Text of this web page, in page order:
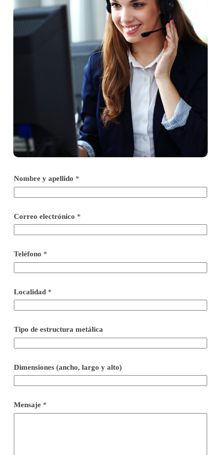
Nombre y apellido *
Correo electrónico *
Teléfono *
Localidad *
Tipo de estructura metálica
Dimensiones (ancho, largo y alto)
Mensaje *